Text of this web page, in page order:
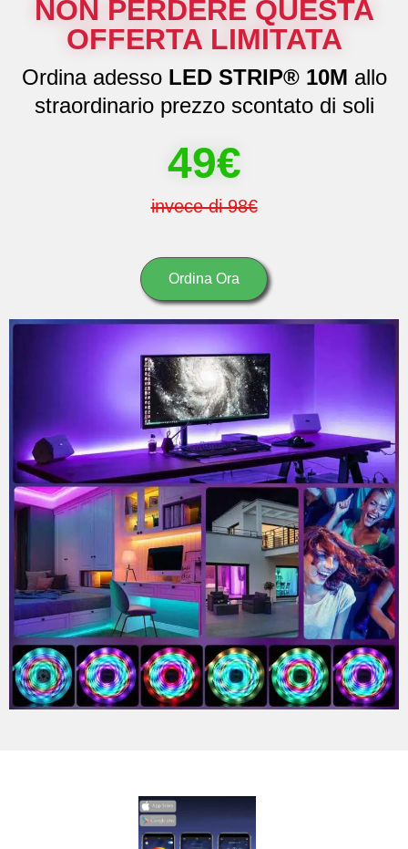
NON PERDERE QUESTA
OFFERTA LIMITATA
Ordina adesso LED STRIP® 10M allo
straordinario prezzo scontato di soli
49€
invece di 98€
Ordina Ora